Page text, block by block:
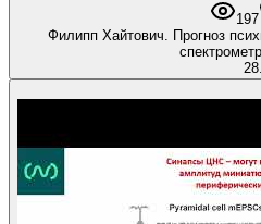
197
Филипп Хайтович. Прогноз